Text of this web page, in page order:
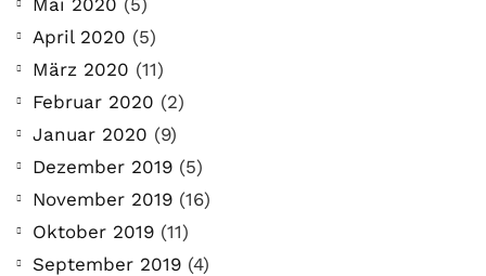
Mai 2020 (5)
April 2020 (5)
März 2020 (11)
Februar 2020 (2)
Januar 2020 (9)
Dezember 2019 (5)
November 2019 (16)
Oktober 2019 (11)
September 2019 (4)